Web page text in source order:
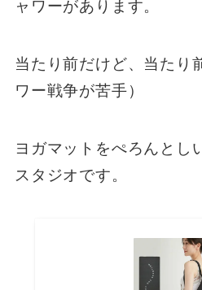
ャワーがあります。
当たり前だけど、当たり
ワー戦争が苦手）
ヨガマットをぺろんとし
スタジオです。